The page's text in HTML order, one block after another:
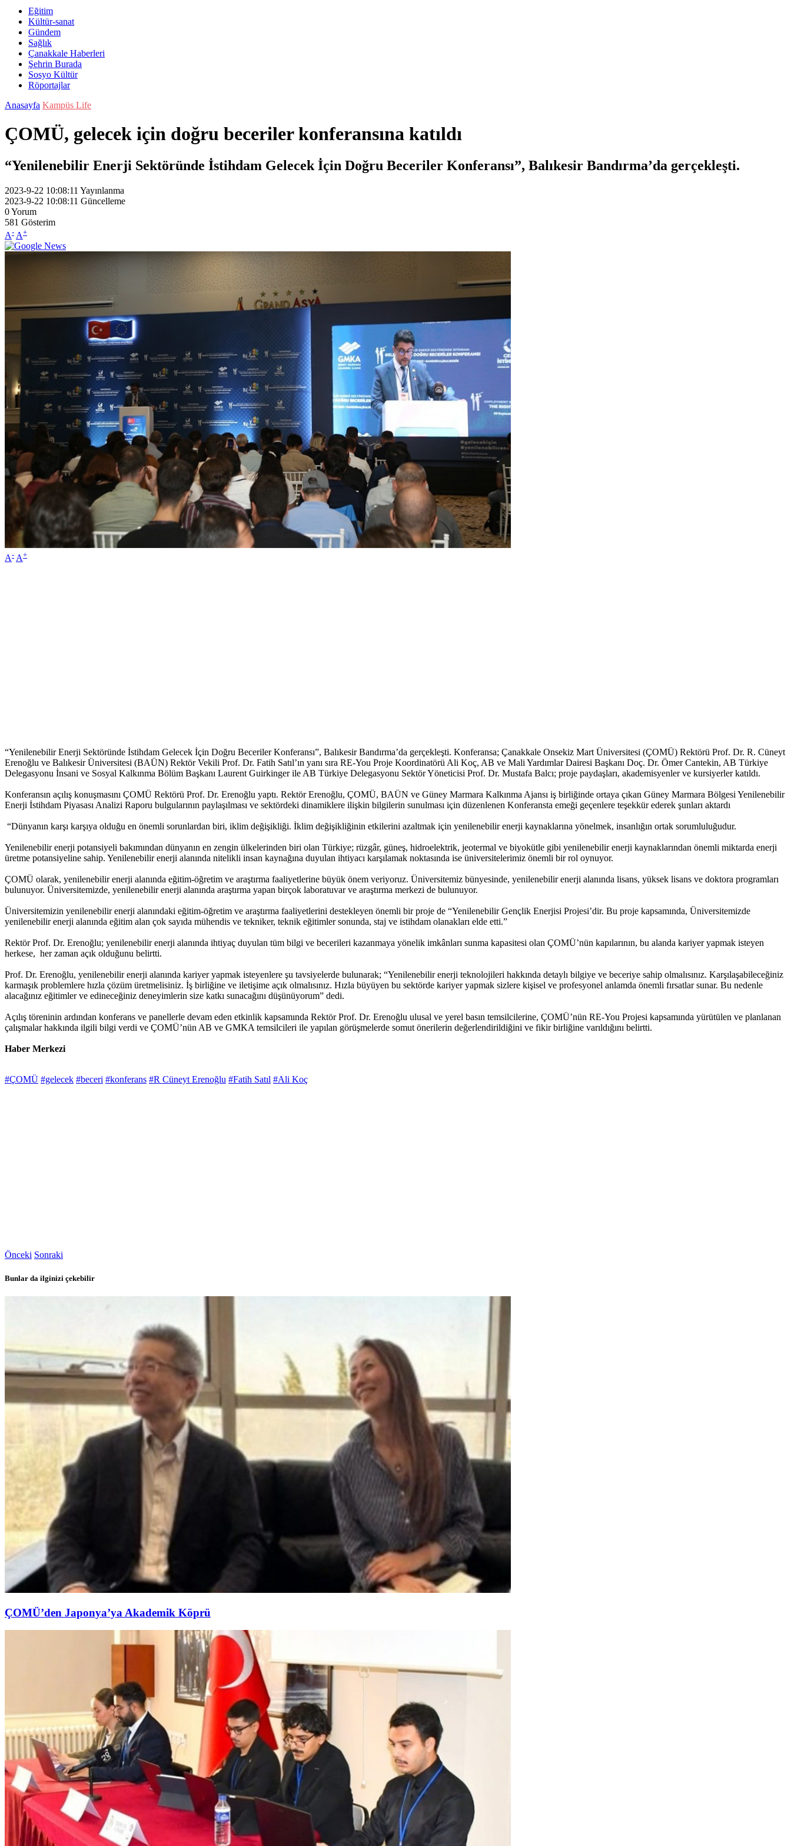
Eğitim
Kültür-sanat
Gündem
Sağlık
Çanakkale Haberleri
Şehrin Burada
Sosyo Kültür
Röportajlar
Anasayfa Kampüs Life
ÇOMÜ, gelecek için doğru beceriler konferansına katıldı
“Yenilenebilir Enerji Sektöründe İstihdam Gelecek İçin Doğru Beceriler Konferansı”, Balıkesir Bandırma’da gerçekleşti.
2023-9-22 10:08:11 Yayınlanma
2023-9-22 10:08:11 Güncelleme
0Yorum
581 Gösterim
A- A+
A- A+
“Yenilenebilir Enerji Sektöründe İstihdam Gelecek İçin Doğru Beceriler Konferansı”, Balıkesir Bandırma’da gerçekleşti. Konferansa; Çanakkale Onsekiz Mart Üniversitesi (ÇOMÜ) Rektörü Prof. Dr. R. Cüneyt
Erenoğlu ve Balıkesir Üniversitesi (BAÜN) Rektör Vekili Prof. Dr. Fatih Satıl’ın yanı sıra RE-You Proje Koordinatörü Ali Koç, AB ve Mali Yardımlar Dairesi Başkanı Doç. Dr. Ömer Cantekin, AB Türkiye
Delegasyonu İnsani ve Sosyal Kalkınma Bölüm Başkanı Laurent Guirkinger ile AB Türkiye Delegasyonu Sektör Yöneticisi Prof. Dr. Mustafa Balcı; proje paydaşları, akademisyenler ve kursiyerler katıldı.
Konferansın açılış konuşmasını ÇOMÜ Rektörü Prof. Dr. Erenoğlu yaptı. Rektör Erenoğlu, ÇOMÜ, BAÜN ve Güney Marmara Kalkınma Ajansı iş birliğinde ortaya çıkan Güney Marmara Bölgesi Yenilenebilir
Enerji İstihdam Piyasası Analizi Raporu bulgularının paylaşılması ve sektördeki dinamiklere ilişkin bilgilerin sunulması için düzenlenen Konferansta emeği geçenlere teşekkür ederek şunları aktardı
“Dünyanın karşı karşıya olduğu en önemli sorunlardan biri, iklim değişikliği. İklim değişikliğinin etkilerini azaltmak için yenilenebilir enerji kaynaklarına yönelmek, insanlığın ortak sorumluluğudur.
Yenilenebilir enerji potansiyeli bakımından dünyanın en zengin ülkelerinden biri olan Türkiye; rüzgâr, güneş, hidroelektrik, jeotermal ve biyokütle gibi yenilenebilir enerji kaynaklarından önemli miktarda enerji
üretme potansiyeline sahip. Yenilenebilir enerji alanında nitelikli insan kaynağına duyulan ihtiyacı karşılamak noktasında ise üniversitelerimiz önemli bir rol oynuyor.
ÇOMÜ olarak, yenilenebilir enerji alanında eğitim-öğretim ve araştırma faaliyetlerine büyük önem veriyoruz. Üniversitemiz bünyesinde, yenilenebilir enerji alanında lisans, yüksek lisans ve doktora programları
bulunuyor. Üniversitemizde, yenilenebilir enerji alanında araştırma yapan birçok laboratuvar ve araştırma merkezi de bulunuyor.
Üniversitemizin yenilenebilir enerji alanındaki eğitim-öğretim ve araştırma faaliyetlerini destekleyen önemli bir proje de “Yenilenebilir Gençlik Enerjisi Projesi’dir. Bu proje kapsamında, Üniversitemizde
yenilenebilir enerji alanında eğitim alan çok sayıda mühendis ve tekniker, teknik eğitimler sonunda, staj ve istihdam olanakları elde etti.”
Rektör Prof. Dr. Erenoğlu; yenilenebilir enerji alanında ihtiyaç duyulan tüm bilgi ve becerileri kazanmaya yönelik imkânları sunma kapasitesi olan ÇOMÜ’nün kapılarının, bu alanda kariyer yapmak isteyen
herkese, her zaman açık olduğunu belirtti.
Prof. Dr. Erenoğlu, yenilenebilir enerji alanında kariyer yapmak isteyenlere şu tavsiyelerde bulunarak; “Yenilenebilir enerji teknolojileri hakkında detaylı bilgiye ve beceriye sahip olmalısınız. Karşılaşabileceğiniz
karmaşık problemlere hızla çözüm üretmelisiniz. İş birliğine ve iletişime açık olmalısınız. Hızla büyüyen bu sektörde kariyer yapmak sizlere kişisel ve profesyonel anlamda önemli fırsatlar sunar. Bu nedenle
alacağınız eğitimler ve edineceğiniz deneyimlerin size katkı sunacağını düşünüyorum” dedi.
Açılış töreninin ardından konferans ve panellerle devam eden etkinlik kapsamında Rektör Prof. Dr. Erenoğlu ulusal ve yerel basın temsilcilerine, ÇOMÜ’nün RE-You Projesi kapsamında yürütülen ve planlanan
çalışmalar hakkında ilgili bilgi verdi ve ÇOMÜ’nün AB ve GMKA temsilcileri ile yapılan görüşmelerde somut önerilerin değerlendirildiğini ve fikir birliğine varıldığını belirtti.
Haber Merkezi
#ÇOMÜ #gelecek #beceri #konferans #R Cüneyt Erenoğlu #Fatih Satıl #Ali Koç
Önceki Sonraki
Bunlar da ilginizi çekebilir
ÇOMÜ’den Japonya’ya Akademik Köprü